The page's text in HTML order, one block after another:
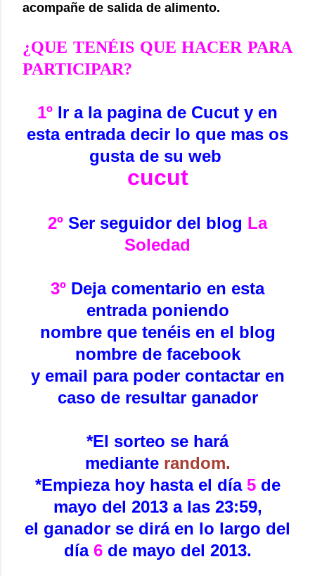
acompañe de salida de alimento.
¿QUE TENÉIS QUE HACER PARA
PARTICIPAR?
1º Ir a la pagina de Cucut y en
esta entrada decir lo que mas os
gusta de su web
cucut
2º Ser seguidor del blog La
Soledad
3º Deja comentario en esta
entrada poniendo
nombre que tenéis en el blog
nombre de facebook
y email para poder contactar en
caso de resultar ganador
*El sorteo se hará
mediante random.
*Empieza hoy hasta el día 5de
mayo del 2013 a las 23:59,
el ganador se dirá en lo largo del
día 6 de mayo del 2013.